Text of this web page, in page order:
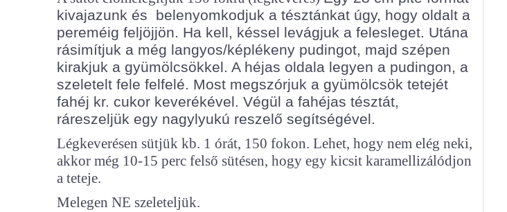
kivajazunk és belenyomkodjuk a tésztánkat úgy, hogy oldalt a
pereméig feljöjjön. Ha kell, késsel levágjuk a felesleget. Utána
rásimítjuk a még langyos/képlékeny pudingot, majd szépen
kirakjuk a gyümölcsökkel. A héjas oldala legyen a pudingon, a
szeletelt fele felfelé. Most megszórjuk a gyümölcsök tetejét
fahéj kr. cukor keverékével. Végül a fahéjas tésztát,
ráreszeljük egy nagylyukú reszelő segítségével.
Légkeverésen sütjük kb. 1 órát, 150 fokon. Lehet, hogy nem elég neki,
akkor még 10-15 perc felső sütésen, hogy egy kicsit karamellizálódjon
a teteje.
Melegen NE szeleteljük.